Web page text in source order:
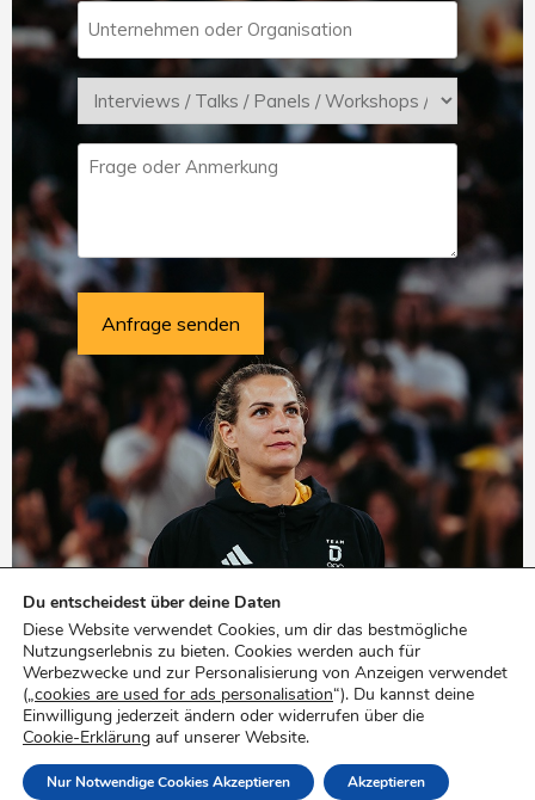
oder
Organisation
Kontaktgrund
*
Frage
oder
| Sonja Greinacher |
|Impressum
Du entscheidest über deine Daten
Diese Website verwendet Cookies, um dir das bestmögliche
Nutzungserlebnis zu bieten. Cookies werden auch für
Werbezwecke und zur Personalisierung von Anzeigen verwendet
(„cookies are used for ads personalisation“). Du kannst deine
Einwilligung jederzeit ändern oder widerrufen über die
Cookie-Erklärung auf unserer Website.
Akzeptieren
Nur Notwendige Cookies Akzeptieren